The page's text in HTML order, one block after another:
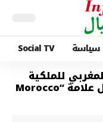
سياسة Social TV
للملكية
الصناعية والتجارية يرفض تسجيل علامة “Morocco